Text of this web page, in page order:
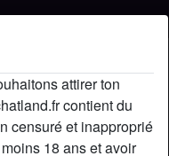
attirer ton
contient du
censuré et inapproprié
18 ans et avoir